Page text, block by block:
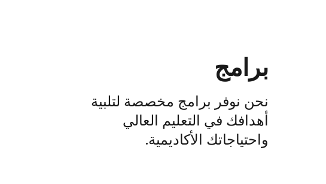
برامج
نحن نوفر برامج مخصصة لتلبية
أهدافك في التعليم العالي
واحتياجاتك الأكاديمية.